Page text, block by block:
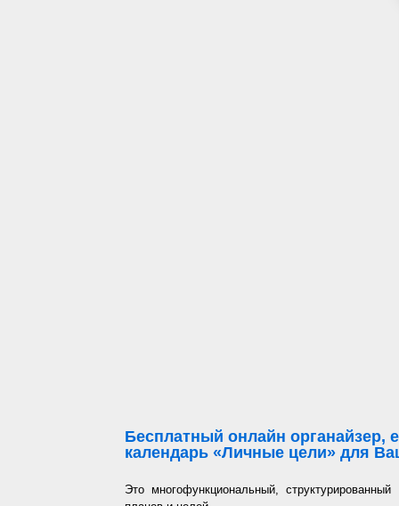
Бесплатный онлайн органайзер,
календарь «Личные цели» для
Это многофункциональный,